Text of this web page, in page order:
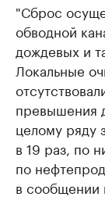
"Сброс
обводной
дождевых и
Локальные
превышения
целому ряду
в 19 раз, по
по
в сообщении